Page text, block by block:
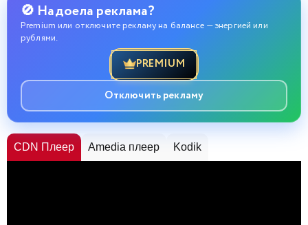
🚫 Надоела реклама?
Premium или отключите рекламу на балансе — энергией или
рублями.
PREMIUM
Отключить рекламу
CDN Плеер Amedia плеер Kodik